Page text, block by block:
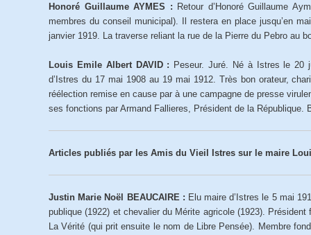
Honoré Guillaume AYMES : Retour d’Honoré Guillaume
membres du conseil municipal). Il restera en place jusqu’en
janvier 1919. La traverse reliant la rue de la Pierre du Pebro au
Louis Emile Albert DAVID : Peseur. Juré. Né à Istres le 20
d’Istres du 17 mai 1908 au 19 mai 1912. Très bon orateur,
réélection remise en cause par à une campagne de presse
ses fonctions par Armand Fallieres, Président de la République.
Articles publiés par les Amis du Vieil Istres sur le maire
Justin Marie Noël BEAUCAIRE : Elu maire d’Istres le 5 mai
publique (1922) et chevalier du Mérite agricole (1923).
La Vérité (qui prit ensuite le nom de Libre Pensée). Membre